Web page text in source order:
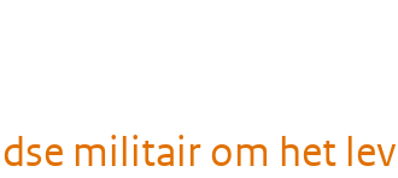
militair om het